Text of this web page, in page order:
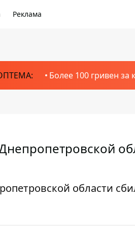
Реклама
Более 100 гривен
области